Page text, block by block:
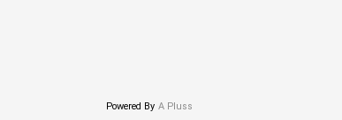
A Pluss
Powered By